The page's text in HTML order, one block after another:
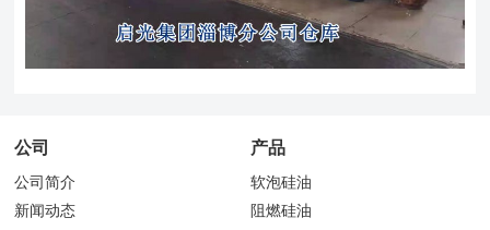
公司
公司简介
新闻动态
产品
软泡硅油
阻燃硅油